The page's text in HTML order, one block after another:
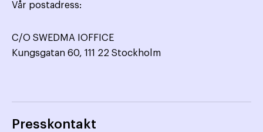
Vår postadress:
C/O SWEDMA IOFFICE
Kungsgatan 60, 111 22 Stockholm
Presskontakt